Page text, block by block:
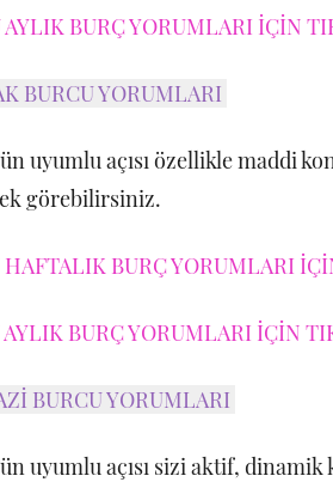
AYLIK BURÇ YORUMLARI İÇİN
BURCU YORUMLARI
uyumlu açısı özellikle maddi
görebilirsiniz.
HAFTALIK BURÇ YORUMLARI
AYLIK BURÇ YORUMLARI İÇİN
BURCU YORUMLARI
uyumlu açısı sizi aktif,